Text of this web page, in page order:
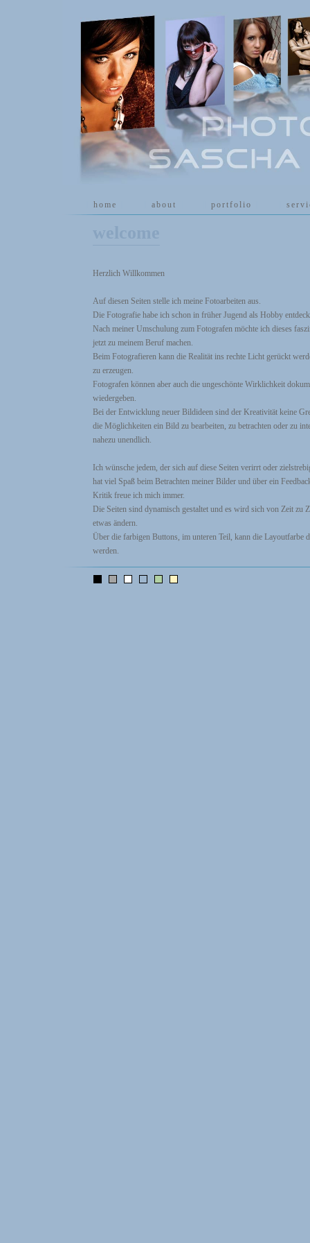
home about portfolio
Herzlich Willkommen
Auf diesen Seiten stelle ich meine Fotoarbeiten aus.
Die Fotografie habe ich schon in früher Jugend als Hobby
Nach meiner Umschulung zum Fotografen möchte ich dieses
jetzt zu meinem Beruf machen.
Beim Fotografieren kann die Realität ins rechte Licht gerückt
zu erzeugen.
Fotografen können aber auch die ungeschönte Wirklichkeit
wiedergeben.
Bei der Entwicklung neuer Bildideen sind der Kreativität keine
die Möglichkeiten ein Bild zu bearbeiten, zu betrachten oder zu
nahezu unendlich.
Ich wünsche jedem, der sich auf diese Seiten verirrt oder
hat viel Spaß beim Betrachten meiner Bilder und über ein
Kritik freue ich mich immer.
Die Seiten sind dynamisch gestaltet und es wird sich von Zeit zu
etwas ändern.
Über die farbigen Buttons, im unteren Teil, kann die Layoutfarbe
werden.